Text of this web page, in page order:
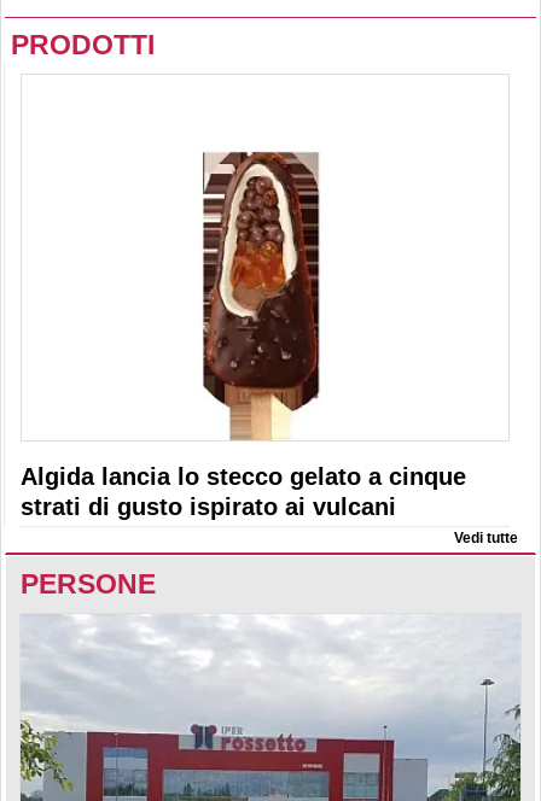
PRODOTTI
Algida lancia lo stecco gelato a cinque
strati di gusto ispirato ai vulcani
Vedi tutte
PERSONE